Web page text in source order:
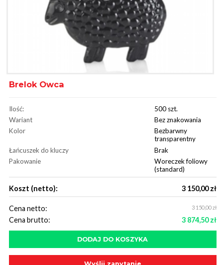
Brelok Owca
Ilość:
500 szt.
Wariant
Bez znakowania
Kolor
Bezbarwny
transparentny
Łańcuszek do kluczy
Brak
Pakowanie
Woreczek foliowy
(standard)
Koszt (netto): 3 150,00 zł
Cena netto: 3 150,00 zł
Cena brutto: 3 874,50 zł